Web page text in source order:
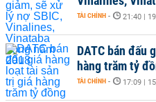
TÀI CHÍNH - 21:40 |
DATC bán đấu
hàng trăm tỷ
TÀI CHÍNH - 17:09 |